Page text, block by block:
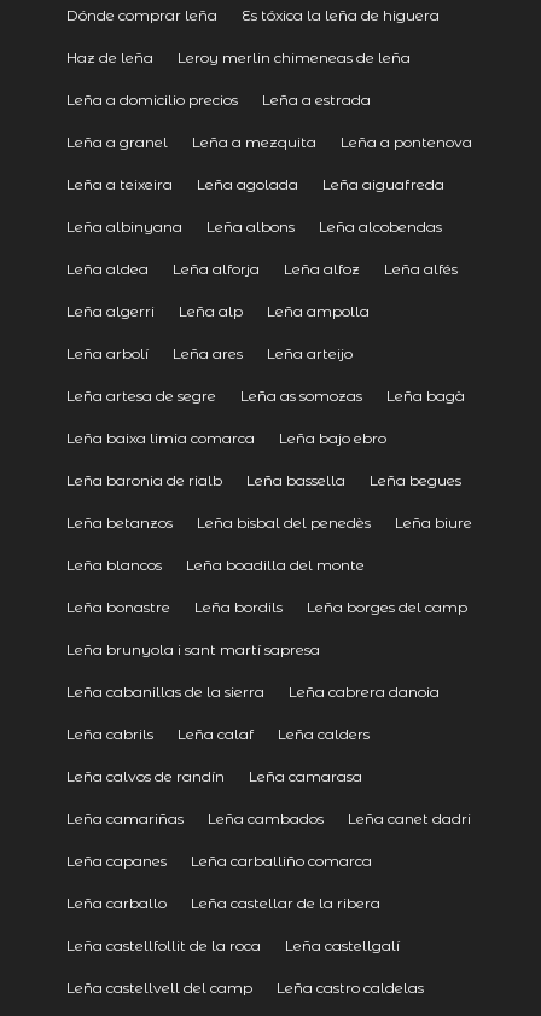
Dónde comprar leña Es tóxica la leña de higuera
Haz de leña Leroy merlin chimeneas de leña
Leña a domicilio precios Leña a estrada
Leña a granel Leña a mezquita Leña a pontenova
Leña a teixeira Leña agolada Leña aiguafreda
Leña albinyana Leña albons Leña alcobendas
Leña aldea Leña alforja Leña alfoz Leña alfés
Leña algerri Leña alp Leña ampolla
Leña arbolí Leña ares Leña arteijo
Leña artesa de segre Leña as somozas Leña bagà
Leña baixa limia comarca Leña bajo ebro
Leña baronia de rialb Leña bassella Leña begues
Leña betanzos Leña bisbal del penedès Leña biure
Leña blancos Leña boadilla del monte
Leña bonastre Leña bordils Leña borges del camp
Leña brunyola i sant martí sapresa
Leña cabanillas de la sierra Leña cabrera danoia
Leña cabrils Leña calaf Leña calders
Leña calvos de randín Leña camarasa
Leña camariñas Leña cambados Leña canet dadri
Leña capanes Leña carballiño comarca
Leña carballo Leña castellar de la ribera
Leña castellfollit de la roca Leña castellgalí
Leña castellvell del camp Leña castro caldelas